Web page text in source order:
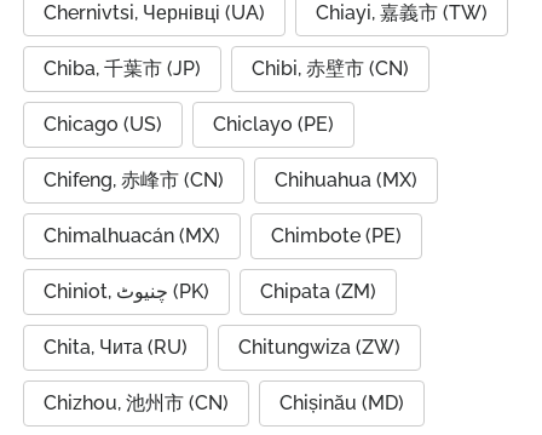
Chernivtsi, Чернівці (UA) Chiayi, 嘉義市 (TW)
Chiba, 千葉市 (JP) Chibi, 赤壁市 (CN)
Chicago (US) Chiclayo (PE)
Chifeng, 赤峰市 (CN) Chihuahua (MX)
Chimalhuacán (MX) Chimbote (PE)
Chiniot, چنیوٹ (PK) Chipata (ZM)
Chita, Чита (RU) Chitungwiza (ZW)
Chizhou, 池州市 (CN) Chișinău (MD)